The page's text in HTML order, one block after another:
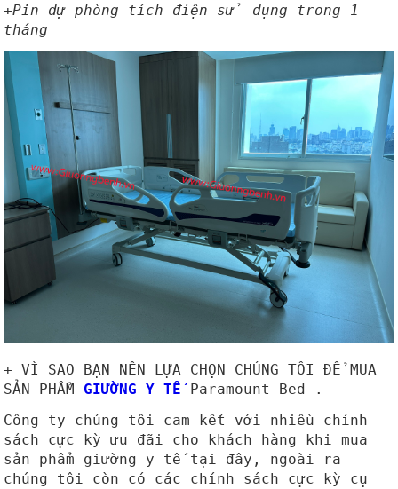
+Pin dự phòng tích điện sử dụng trong 1
tháng
+ VÌ SAO BẠN NÊN LỰA CHỌN CHÚNG TÔI ĐỂ MUA
SẢN PHẨM GIƯỜNG Y TẾ Paramount Bed .
Công ty chúng tôi cam kết với nhiều chính
sách cực kỳ ưu đãi cho khách hàng khi mua
sản phẩm giường y tế tại đây, ngoài ra
chúng tôi còn có các chính sách cực kỳ cụ